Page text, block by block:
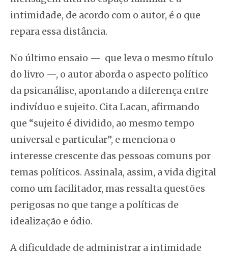
intimidade, de acordo com o autor, é o que
repara essa distância.
No último ensaio — que leva o mesmo título
do livro —, o autor aborda o aspecto político
da psicanálise, apontando a diferença entre
indivíduo e sujeito. Cita Lacan, afirmando
que “sujeito é dividido, ao mesmo tempo
universal e particular”, e menciona o
interesse crescente das pessoas comuns por
temas políticos. Assinala, assim, a vida digital
como um facilitador, mas ressalta questões
perigosas no que tange a políticas de
idealização e ódio.
A dificuldade de administrar a intimidade